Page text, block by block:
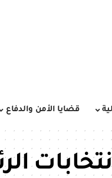
قضايا الأمن والدفاع